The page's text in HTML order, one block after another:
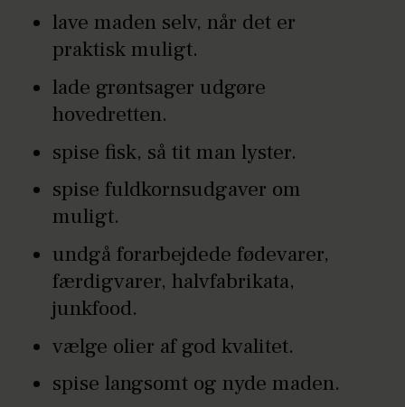
lave maden selv, når det er
praktisk muligt.
lade grøntsager udgøre
hovedretten.
spise fisk, så tit man lyster.
spise fuldkornsudgaver om
muligt.
undgå forarbejdede fødevarer,
færdigvarer, halvfabrikata,
junkfood.
vælge olier af god kvalitet.
spise langsomt og nyde maden.